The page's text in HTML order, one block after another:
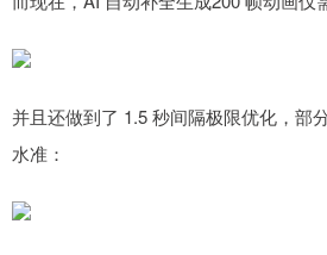
并且还做到了 1.5 秒间隔极限优化，部
水准：